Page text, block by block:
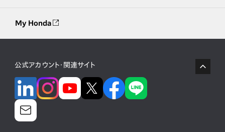
My Honda
公式アカウント・関連サイト